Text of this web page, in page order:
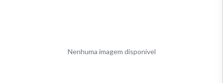
Nenhuma imagem disponível